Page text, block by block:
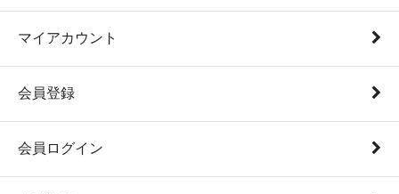
マイアカウント
会員登録
会員ログイン